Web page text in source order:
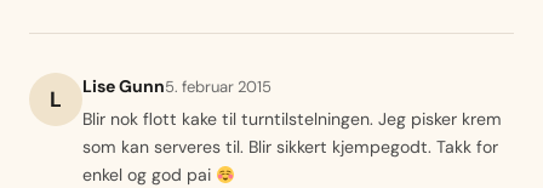
L Lise Gunn5. februar 2015
Blir nok flott kake til turntilstelningen. Jeg pisker krem
som kan serveres til. Blir sikkert kjempegodt. Takk for
enkel og god pai